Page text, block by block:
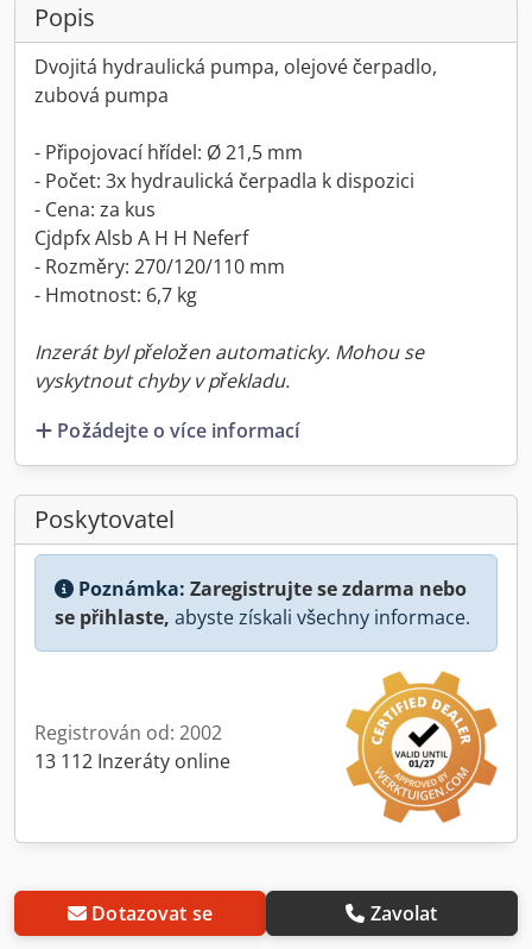
Popis
Dvojitá hydraulická pumpa, olejové čerpadlo,
zubová pumpa
- Připojovací hřídel: Ø 21,5 mm
- Počet: 3x hydraulická čerpadla k dispozici
- Cena: za kus
Cjdpfx Alsb A H H Neferf
- Rozměry: 270/120/110 mm
- Hmotnost: 6,7 kg
Inzerát byl přeložen automaticky. Mohou se
vyskytnout chyby v překladu.
Požádejte o více informací
Poskytovatel
Poznámka: Zaregistrujte se zdarma nebo
se přihlaste, abyste získali všechny informace.
Registrován od: 2002
13 112 Inzeráty online
Dotazovat se Zavolat